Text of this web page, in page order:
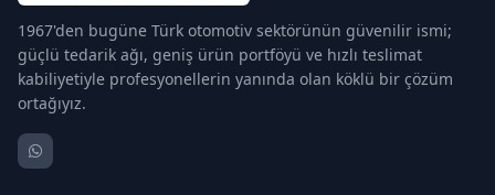
1967'den bugüne Türk otomotiv sektörünün güvenilir ismi;
güçlü tedarik ağı, geniş ürün portföyü ve hızlı teslimat
kabiliyetiyle profesyonellerin yanında olan köklü bir çözüm
ortağıyız.